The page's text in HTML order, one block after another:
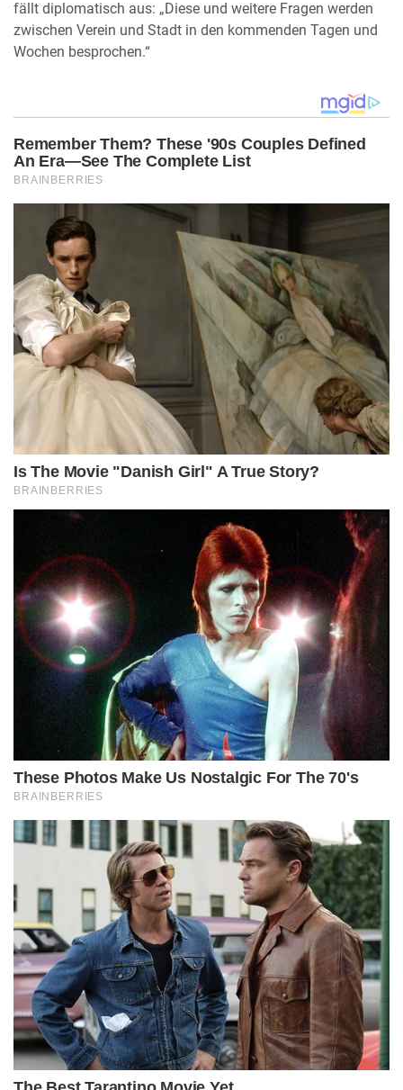
fällt diplomatisch aus: „Diese und weitere Fragen werden
zwischen Verein und Stadt in den kommenden Tagen und
Wochen besprochen.“